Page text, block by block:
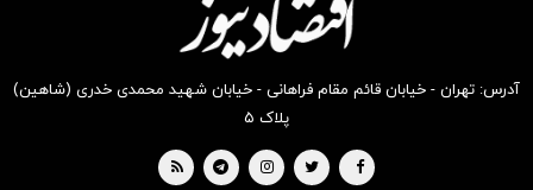
آدرس: تهران - خیابان قائم مقام فراهانی - خیابان شهید محمدی خدری (شاهین)
پلاک ۵